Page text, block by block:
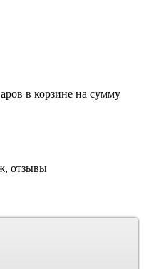
в корзине на сумму
отзывы